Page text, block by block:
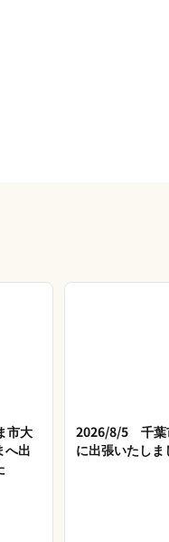
市大
へ出
2026/8/5 千葉
に出張いたしま